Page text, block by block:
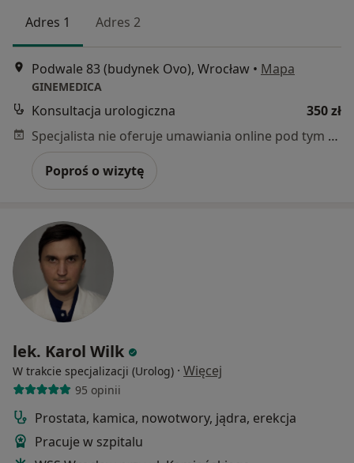
Adres 1 Adres 2
Podwale 83 (budynek Ovo), Wrocław • Mapa
GINEMEDICA
Konsultacja urologiczna
350 zł
Specjalista nie oferuje umawiania online pod tym adresem.
Poproś o wizytę
lek. Karol Wilk
W trakcie specjalizacji (Urolog) · Więcej
95 opinii
Prostata, kamica, nowotwory, jądra, erekcja
Pracuje w szpitalu